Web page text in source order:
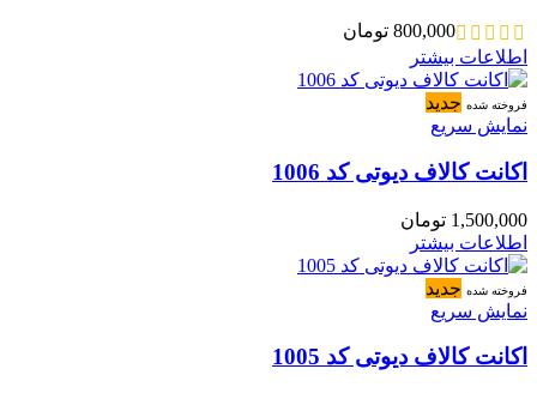
800,000 تومان
اطلاعات بیشتر
فروخته شده جدید
نمایش سریع
اکانت کالاف دیوتی کد 1006
1,500,000 تومان
اطلاعات بیشتر
فروخته شده جدید
نمایش سریع
اکانت کالاف دیوتی کد 1005